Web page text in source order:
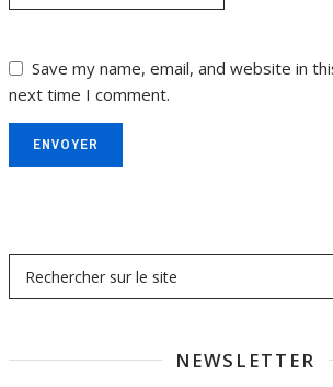
Save my name, email, and website in
next time I comment.
ENVOYER
NEWSLETTER